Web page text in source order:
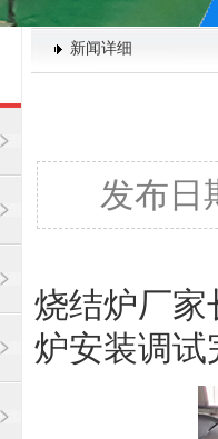
新闻详细
发布日
烧结炉厂家
炉安装调试